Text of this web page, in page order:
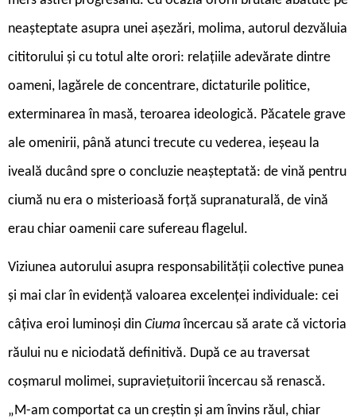
neașteptate asupra unei așezări, molima, autorul dezvăluia
cititorului și cu totul alte orori: relațiile adevărate dintre
oameni, lagărele de concentrare, dictaturile politice,
exterminarea în masă, teroarea ideologică. Păcatele grave
ale omenirii, până atunci trecute cu vederea, ieșeau la
iveală ducând spre o concluzie neașteptată: de vină pentru
ciumă nu era o misterioasă forță supranaturală, de vină
erau chiar oamenii care sufereau flagelul.
Viziunea autorului asupra responsabilității colective punea
și mai clar în evidență valoarea excelenței individuale: cei
câțiva eroi luminoși din Ciumaîncercau să arate că victoria
răului nu e niciodată definitivă. După ce au traversat
coșmarul molimei, supraviețuitorii încercau să renască.
„M-am comportat ca un creștin și am învins răul, chiar